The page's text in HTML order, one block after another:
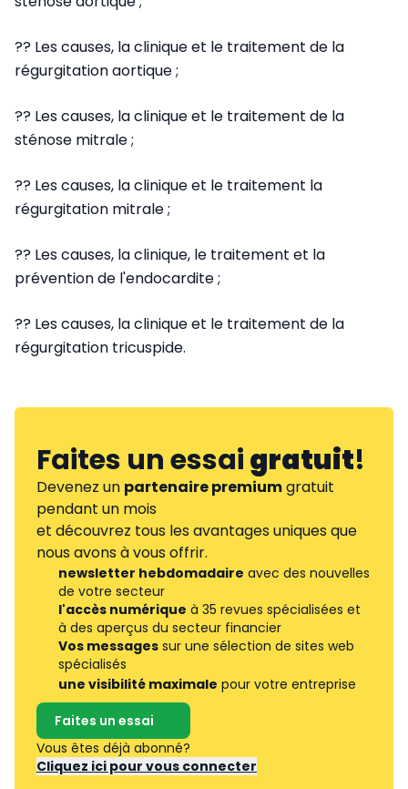
?? Les causes, la clinique et le traitement de la
régurgitation aortique ;
?? Les causes, la clinique et le traitement de la
sténose mitrale ;
?? Les causes, la clinique et le traitement la
régurgitation mitrale ;
?? Les causes, la clinique, le traitement et la
prévention de l'endocardite ;
?? Les causes, la clinique et le traitement de la
régurgitation tricuspide.
Faites un essaigratuit!
Devenez un partenaire premiumgratuit
pendant un mois
et découvrez tous les avantages uniques que
nous avons à vous offrir.
newsletter hebdomadaire avec des nouvelles
de votre secteur
l'accès numérique à 35 revues spécialisées et
à des aperçus du secteur financier
Vos messages sur une sélection de sites web
spécialisés
une visibilité maximale pour votre entreprise
Faites un essai
Vous êtes déjà abonné?
Cliquez ici pour vous connecter